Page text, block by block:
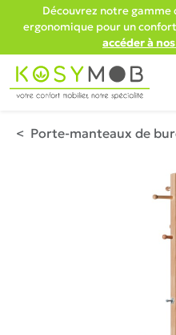
Découvrez notre
ergonomique pour un
accéder à
Porte-manteaux de